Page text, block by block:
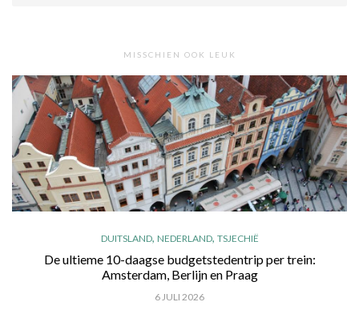
MISSCHIEN OOK LEUK
DUITSLAND, NEDERLAND, TSJECHIË
De ultieme 10-daagse budgetstedentrip per trein:
Amsterdam, Berlijn en Praag
6 JULI 2026